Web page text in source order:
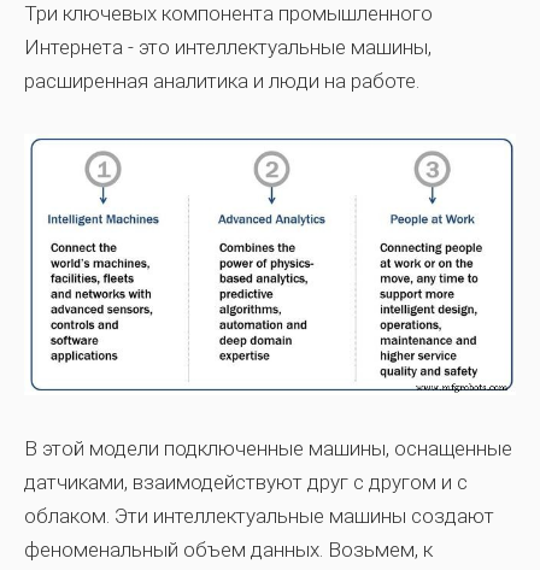
Три ключевых компонента промышленного
Интернета - это интеллектуальные машины,
расширенная аналитика и люди на работе.
В этой модели подключенные машины, оснащенные
датчиками, взаимодействуют друг с другом и с
облаком. Эти интеллектуальные машины создают
феноменальный объем данных. Возьмем, к